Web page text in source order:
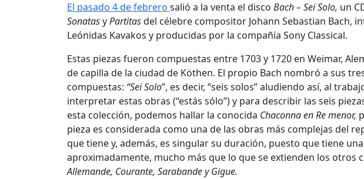
El pasado 4 de febrero salió a la venta el disco Bach – Sei Solo, un
SonatasyPartitasdel célebre compositor Johann Sebastian Bach,
Leónidas Kavakos y producidas por la compañía Sony Classical.
Estas piezas fueron compuestas entre 1703 y 1720 en Weimar,
de capilla de la ciudad de Köthen. El propio Bach nombró a sus
compuestas: “Sei Solo”, es decir, “seis solos” aludiendo así, al
interpretar estas obras (“estás sólo”) y para describir las seis
esta colección, podemos hallar la conocida Chaconna en Re menor,
pieza es considerada como una de las obras más complejas del
que tiene y, además, es singular su duración, puesto que tiene
aproximadamente, mucho más que lo que se extienden los otros
Allemande, Courante, Sarabande y Gigue.